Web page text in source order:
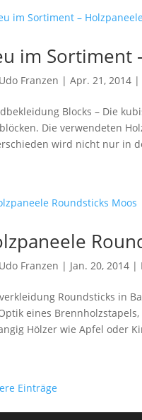
im Sortiment
Udo Franzen | Apr. 21, 2014|
Blocks – Die
Die verwendeten
wird nicht nur in
Udo Franzen | Jan. 20, 2014|
Roundsticks in
eines
Hölzer wie Apfel oder
Einträge